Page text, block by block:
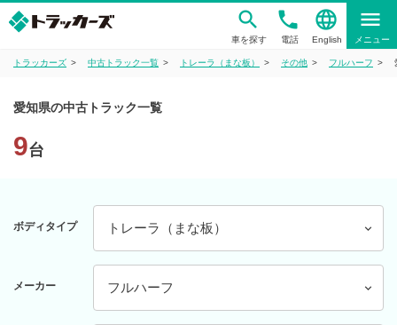
車を探す
phone
電話
language
English
menu
メニュー
トラッカーズ 中古トラック一覧 トレーラ（まな板） その他 フルハーフ
愛知県の中古トラック一覧
9台
ボディタイプ トレーラ（まな板）
メーカー フルハーフ